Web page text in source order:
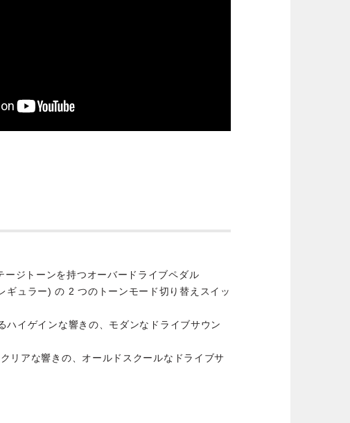
ージトーンを持つオーバードライブペダル
ギュラー) の 2 つのトーンモード切り替えスイッ
ハイゲインな響きの、モダンなドライブサウン
リアな響きの、オールドスクールなドライブサ